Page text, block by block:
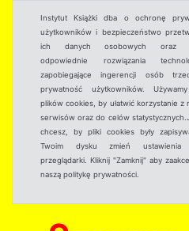
Instytut Książki dba o ochronę
użytkowników i bezpieczeństwo
ich danych osobowych oraz
odpowiednie rozwiązania
zapobiegające ingerencji osób
prywatność użytkowników.
plików cookies, by ułatwić korzystanie z
serwisów oraz do celów
chcesz, by pliki cookies były
Twoim dysku zmień ustawienia
przeglądarki. Kliknij "Zamknij" aby
naszą politykę prywatności.